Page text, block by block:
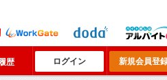
歴 ログイン 新規会員登